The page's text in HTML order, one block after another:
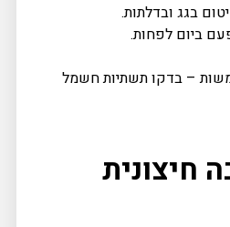
בגג ובדלתות.
ביום לפחות.
– בדקו תשתיות חשמל
חיצונית